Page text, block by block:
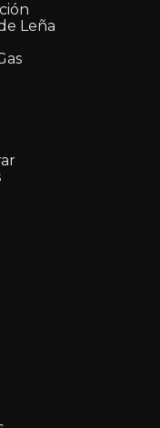
Leña